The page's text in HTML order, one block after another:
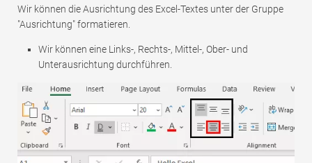
Wir können die Ausrichtung des Excel-Textes unter der Gruppe
"Ausrichtung" formatieren.
Wir können eine Links-, Rechts-, Mittel-, Ober- und
Unterausrichtung durchführen.